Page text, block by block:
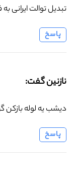
تبدیل توالت ایرانی
پاسخ
نازنین گفت:
دیشب یه لوله بازکن
پاسخ